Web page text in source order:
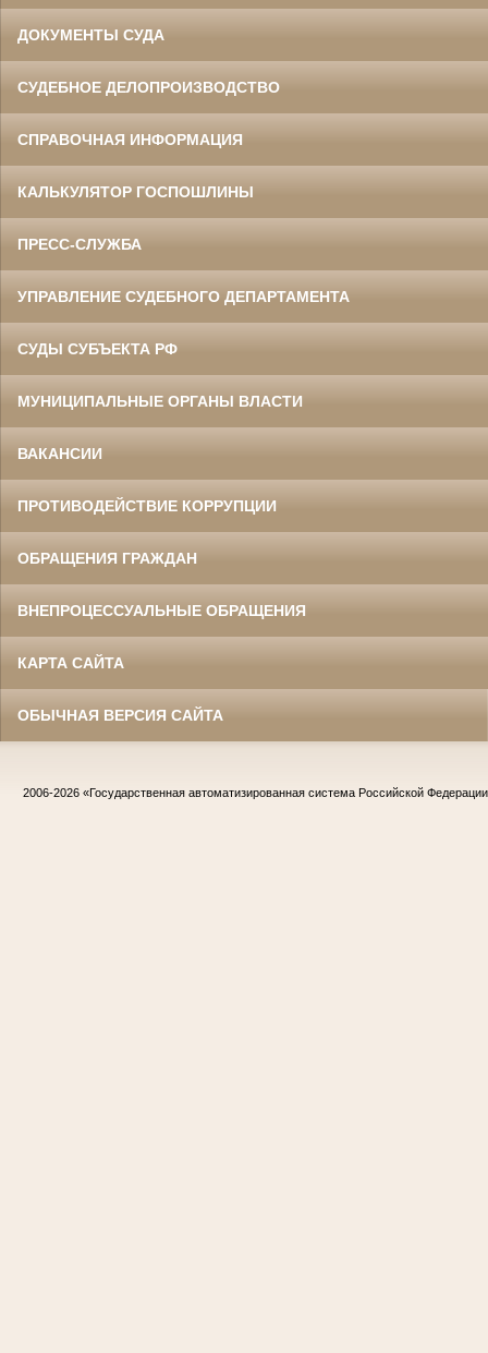
ДОКУМЕНТЫ СУДА
СУДЕБНОЕ ДЕЛОПРОИЗВОДСТВО
СПРАВОЧНАЯ ИНФОРМАЦИЯ
КАЛЬКУЛЯТОР ГОСПОШЛИНЫ
ПРЕСС-СЛУЖБА
УПРАВЛЕНИЕ СУДЕБНОГО ДЕПАРТАМЕНТА
СУДЫ СУБЪЕКТА РФ
МУНИЦИПАЛЬНЫЕ ОРГАНЫ ВЛАСТИ
ВАКАНСИИ
ПРОТИВОДЕЙСТВИЕ КОРРУПЦИИ
ОБРАЩЕНИЯ ГРАЖДАН
ВНЕПРОЦЕССУАЛЬНЫЕ ОБРАЩЕНИЯ
КАРТА САЙТА
ОБЫЧНАЯ ВЕРСИЯ САЙТА
2006-2026 «Государственная автоматизированная система Российской